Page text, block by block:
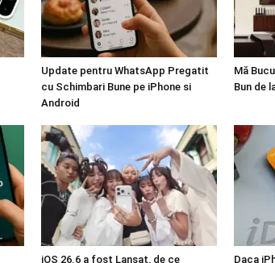
Update pentru WhatsApp Pregatit
cu Schimbari Bune pe iPhone si
Android
Mă
Bun de
iOS 26.6 a fost Lansat, de ce Daca